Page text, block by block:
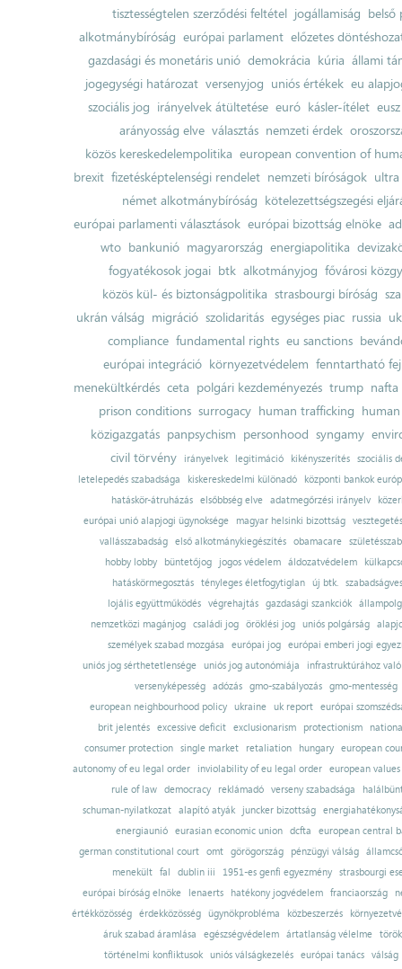
tisztességtelen szerződési feltétel jogállamiság belső
alkotmánybíróság európai parlament előzetes
gazdasági és monetáris unió demokrácia kúria állami
jogegységi határozat versenyjog uniós értékek eu
szociális jog irányelvek átültetése euró kásler-ítélet
arányosság elve választás nemzeti érdek
közös kereskedelempolitika european convention of
brexit fizetésképtelenségi rendelet nemzeti bíróságok ultra
német alkotmánybíróság kötelezettségszegési
európai parlamenti választások európai bizottság elnöke
wto bankunió magyarország energiapolitika
fogyatékosok jogai btk alkotmányjog fővárosi
közös kül- és biztonságpolitika strasbourgi bíróság
ukrán válság migráció szolidaritás egységes piac russia
compliance fundamental rights eu sanctions
európai integráció környezetvédelem fenntartható
menekültkérdés ceta polgári kezdeményezés trump nafta
prison conditions surrogacy human trafficking
közigazgatás panpsychism personhood syngamy
civil törvény
irányelvek legitimáció kikényszerítés szociális
letelepedés szabadsága
kiskereskedelmi különadó
központi bankok
hatáskör-átruházás
elsőbbség elve adatmegőrzési irányelv
európai unió alapjogi ügynoksége
magyar helsinki bizottság
vesztegetés
vallásszabadság
első alkotmánykiegészítés obamacare
hobby lobby
büntetőjog jogos védelem áldozatvédelem
hatáskörmegosztás tényleges életfogytiglan új btk.
lojális együttműködés
végrehajtás gazdasági szankciók
nemzetközi magánjog
családi jog öröklési jog uniós polgárság
személyek szabad mozgása
európai jog európai emberi jogi
uniós jog sérthetetlensége uniós jog autonómiája
infrastruktúrához
versenyképesség adózás gmo-szabályozás gmo-mentesség
european neighbourhood policy
ukraine uk report
európai
brit jelentés excessive deficit exclusionarism protectionism
consumer protection
single market retaliation hungary
european
autonomy of eu legal order
inviolability of eu legal order
european values
rule of law
democracy reklámadó verseny szabadsága
schuman-nyilatkozat alapító atyák juncker bizottság
energiaunió eurasian economic union dcfta
european central
german constitutional court
omt görögország pénzügyi válság
menekült
fal dublin iii 1951-es genfi egyezmény
strasbourgi
európai bíróság elnöke
lenaerts hatékony jogvédelem franciaország
értékközösség
érdekközösség ügynökprobléma közbeszerzés
áruk szabad áramlása
egészségvédelem ártatlanság vélelme
történelmi konfliktusok uniós válságkezelés európai tanács válság